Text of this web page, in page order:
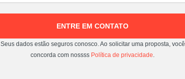
ENTRE EM CONTATO
Seus dados estão seguros conosco. Ao solicitar uma proposta, você
concorda com nossss Política de privacidade